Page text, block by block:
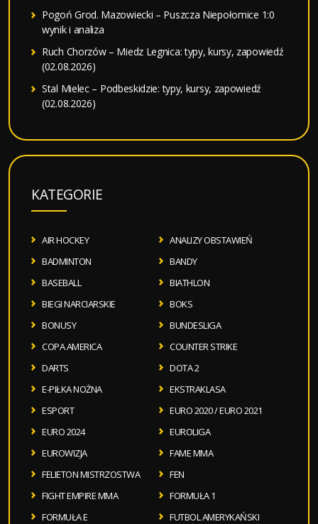
Pogoń Grod. Mazowiecki – Puszcza Niepołomice 1:0
wynik i analiza
Ruch Chorzów – Miedz Legnica: typy, kursy, zapowiedź
(02.08.2026)
Stal Mielec – Podbeskidzie: typy, kursy, zapowiedź
(02.08.2026)
KATEGORIE
AIR HOCKEY
ANALIZY OBSTAWIEŃ
BADMINTON
BANDY
BASEBALL
BIATHLON
BIEGI NARCIARSKIE
BOKS
BONUSY
BUNDESLIGA
COPA AMERICA
COUNTER STRIKE
DARTS
DOTA 2
E-PIŁKA NOŻNA
EKSTRAKLASA
ESPORT
EURO 2020 / EURO 2021
EURO 2024
EUROLIGA
EUROWIZJA
FAME MMA
FELIETON MISTRZOSTWA
FEN
FIGHT EMPIRE MMA
FORMUŁA 1
FORMUŁA E
FUTBOL AMERYKAŃSKI